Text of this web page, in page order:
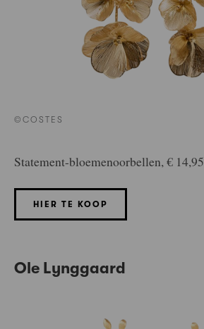
©COSTES
Statement-bloemenoorbellen, € 14,95
HIER TE KOOP
Ole Lynggaard